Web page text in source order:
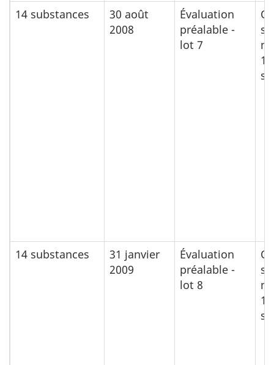
14 substances
30 août
2008
Évaluation
préalable -
lot 7
11
14 substances
31 janvier
2009
Évaluation
préalable -
lot 8
10